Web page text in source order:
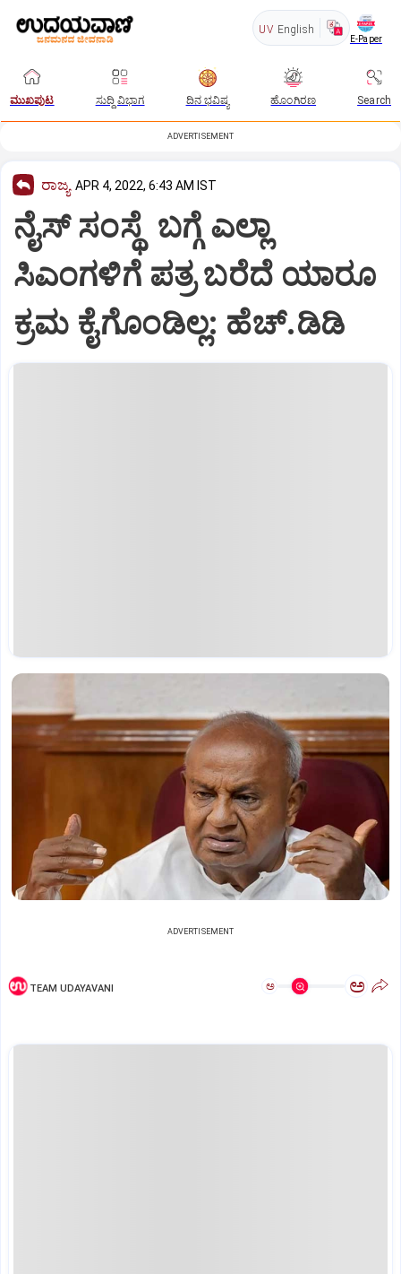
UV English
E-Paper
ಮುಖಪುಟ ಸುದ್ದಿ ವಿಭಾಗ ದಿನ ಭವಿಷ್ಯ ಹೊಂಗಿರಣ Search
ADVERTISEMENT
ರಾಜ್ಯ APR 4, 2022, 6:43 AM IST
ನೈಸ್‌ ಸಂಸ್ಥೆ ಬಗ್ಗೆ ಎಲ್ಲಾ
ಸಿಎಂಗಳಿಗೆ ಪತ್ರ ಬರೆದೆ ಯಾರೂ
ಕ್ರಮ ಕೈಗೊಂಡಿಲ್ಲ: ಹೆಚ್.ಡಿಡಿ
ADVERTISEMENT
TEAM UDAYAVANI ಅ ಅ